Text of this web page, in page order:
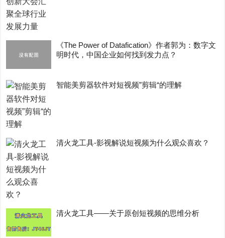
《The Power of Datafication》作者郭为：数字文
明时代，中国企业如何找到发力点？
智能美剪器软件对短视频”剪辑“的理解
清火龙工具-影视解说短视频为什么观众喜欢？
清火龙工具——关于原创短视频的思维分析